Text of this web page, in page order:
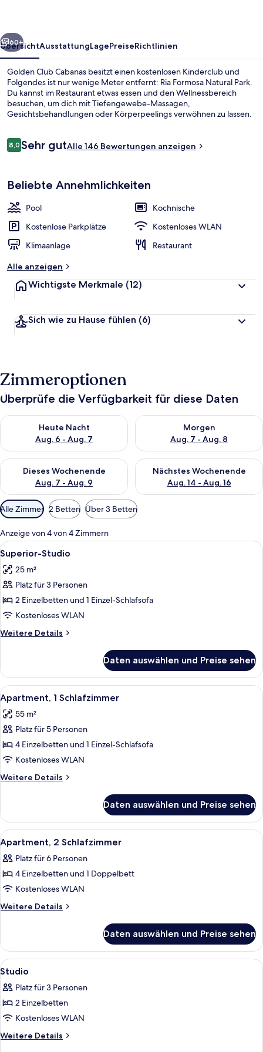
Weiter
60+
ÜbersichtAusstattungLagePreiseRichtlinien
Golden Club Cabanas besitzt einen kostenlosen Kinderclub und
Folgendes ist nur wenige Meter entfernt: Ria Formosa Natural Park.
Du kannst im Restaurant etwas essen und den Wellnessbereich
besuchen, um dich mit Tiefengewebe-Massagen,
Gesichtsbehandlungen oder Körperpeelings verwöhnen zu lassen.
Mikrowellen versehen.
Bewertungen
8,08,0 von 10.
Sehr gutAlle 146 Bewertungen anzeigen
Beliebte Annehmlichkeiten
Pool
Kochnische
Kostenlose Parkplätze
Kostenloses WLAN
Klimaanlage
Restaurant
Alle anzeigen
Wichtigste Merkmale (12)
Sich wie zu Hause fühlen (6)
Zimmeroptionen
Überprüfe die Verfügbarkeit für diese Daten
Heute Nacht
Aug. 6 - Aug. 7
Überprüfe die Verfügbarkeit für heute Nacht, Aug. 6 - Aug. 7.
Morgen
Aug. 7 - Aug. 8
Überprüfe die Verfügbarkeit
Dieses Wochenende
Aug. 7 - Aug. 9
Überprüfe die Verfügbarkeit für dieses Wochenende, Aug. 7
Nächstes Wochenende
Aug. 14 - Aug. 16
Überprüfe die Verfügbarkeit
Verfügbare
Filter
für
Zimmer
Alle Zimmer 2 Betten Über 3 Betten
Anzeige von 4 von 4 Zimmern
Alle
Fotos
für
Superior-
Studio
anzeigen
Superior-Studio |
6
Superior-Studio
25 m²
Platz für 3 Personen
2 Einzelbetten und 1 Einzel-Schlafsofa
Kostenloses WLAN
Weitere Details
Weitere
Studio
Daten auswählen und Preise sehen
Alle
Fotos
für
Apartment,
1
Schlafzimmer
anzeigen
Ein Hotelzimmer mit einem großen
5
Apartment, 1 Schlafzimmer
55 m²
Platz für 5 Personen
4 Einzelbetten und 1 Einzel-Schlafsofa
Kostenloses WLAN
Weitere Details
Weitere
1
Schlafzimmer
Daten auswählen und Preise sehen
Alle
Fotos
für
Apartment,
2 Schlafzimmer
anzeigen
Ein ordentlich bezogenes Bett mit
6
Apartment, 2 Schlafzimmer
Platz für 6 Personen
4 Einzelbetten und 1 Doppelbett
Kostenloses WLAN
Weitere Details
Weitere
2 Schlafzimmer
Daten auswählen und Preise sehen
Alle
Fotos
für
Studio
anzeigen
Ein Hotelzimmer mit einem Bett,
6
Studio
Platz für 3 Personen
2 Einzelbetten
Kostenloses WLAN
Weitere Details
Weitere